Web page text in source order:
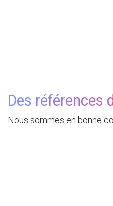
Des références
Nous sommes en bonne